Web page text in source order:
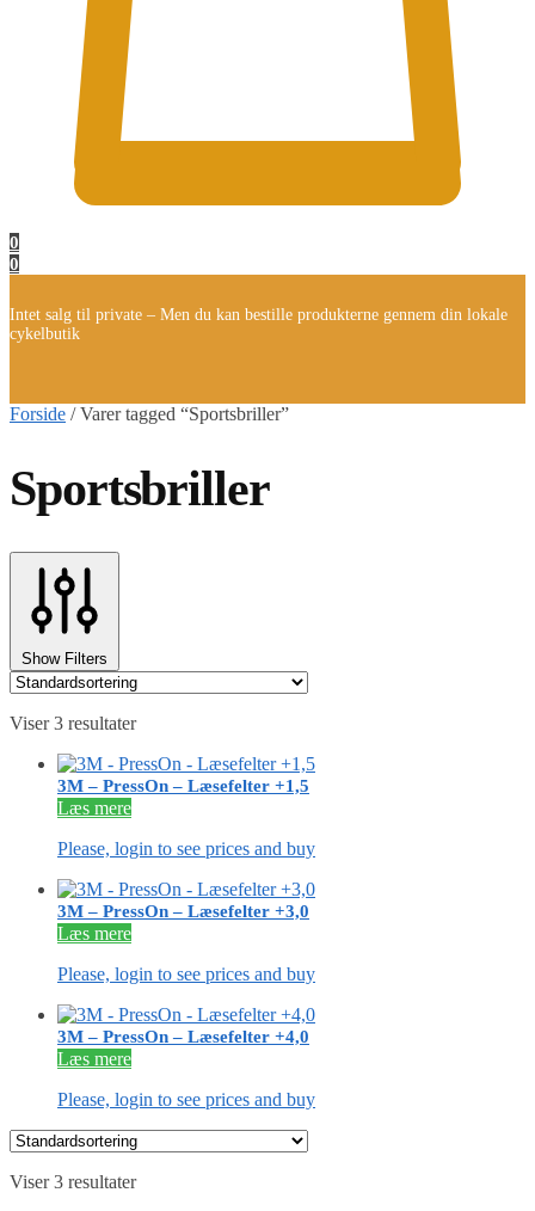
0
0
Intet salg til private – Men du kan bestille produkterne gennem din lokale
cykelbutik
Forside /Varer tagged “Sportsbriller”
Sportsbriller
Show Filters
Viser 3 resultater
3M – PressOn – Læsefelter +1,5
Læs mere
Please, login to see prices and buy
3M – PressOn – Læsefelter +3,0
Læs mere
Please, login to see prices and buy
3M – PressOn – Læsefelter +4,0
Læs mere
Please, login to see prices and buy
Viser 3 resultater